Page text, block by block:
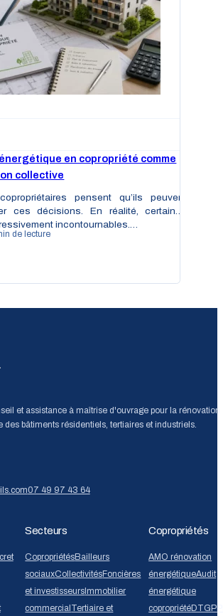
en copropriété comme
collective
pensent qu’ils peuvent
ces décisions. En réalité, certaines
incontournables,…
de lecture
et assistance à maîtrise d'ouvrage pour la rénovation
des bâtiments résidentiels, tertiaires et industriels.
07 49 97 43 64
Secteurs
CopropriétésBailleurs
sociauxCollectivitésFoncières
et investisseursImmobilier
commercialTertiaire et
Copropriétés
AMO rénovation
énergétiqueAudit
énergétique
copropriétéDTG